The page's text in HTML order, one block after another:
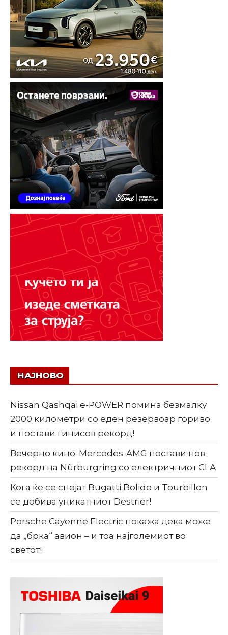
НАЈНОВО
Nissan Qashqai e-POWER помина безмалку
2000 километри со еден резервоар гориво
и постави гинисов рекорд!
Вечерно кино: Mercedes-AMG постави нов
рекорд на Nürburgring со електричниот CLA
Кога ќе се спојат Bugatti Bolide и Tourbillon
се добива уникатниот Destrier!
Porsche Cayenne Electric покажа дека може
да „брка“ авион – и тоа најголемиот во
светот!